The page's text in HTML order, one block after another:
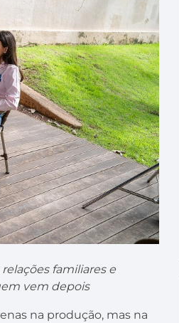
familiares e
vem depois
na produção, mas na